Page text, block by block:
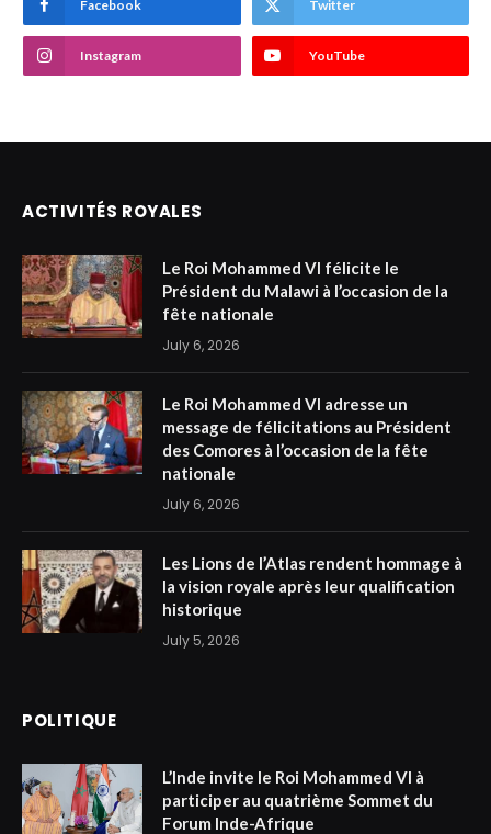
Facebook Twitter
Instagram YouTube
ACTIVITÉS ROYALES
Le Roi Mohammed VI félicite le
Président du Malawi à l’occasion de la
fête nationale
July 6, 2026
Le Roi Mohammed VI adresse un
message de félicitations au Président
des Comores à l’occasion de la fête
nationale
July 6, 2026
Les Lions de l’Atlas rendent hommage à
la vision royale après leur qualification
historique
July 5, 2026
POLITIQUE
L’Inde invite le Roi Mohammed VI à
participer au quatrième Sommet du
Forum Inde-Afrique